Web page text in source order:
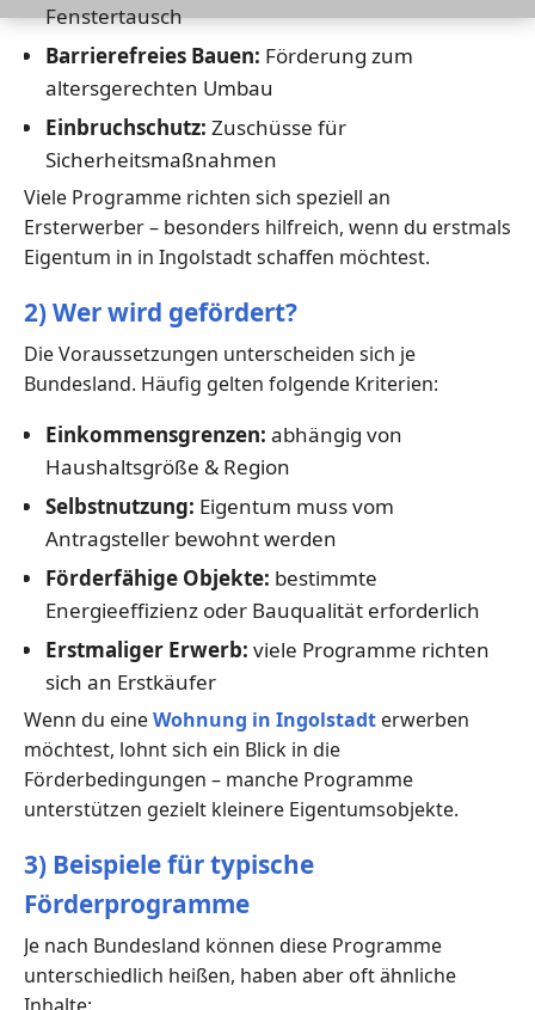
Fenstertausch
Barrierefreies Bauen: Förderung zum
altersgerechten Umbau
Einbruchschutz: Zuschüsse für
Sicherheitsmaßnahmen
Viele Programme richten sich speziell an
Ersterwerber – besonders hilfreich, wenn du erstmals
Eigentum in in Ingolstadt schaffen möchtest.
2) Wer wird gefördert?
Die Voraussetzungen unterscheiden sich je
Bundesland. Häufig gelten folgende Kriterien:
Einkommensgrenzen: abhängig von
Haushaltsgröße & Region
Selbstnutzung: Eigentum muss vom
Antragsteller bewohnt werden
Förderfähige Objekte: bestimmte
Energieeffizienz oder Bauqualität erforderlich
Erstmaliger Erwerb: viele Programme richten
sich an Erstkäufer
Wenn du eineWohnung in Ingolstadt erwerben
möchtest, lohnt sich ein Blick in die
Förderbedingungen – manche Programme
unterstützen gezielt kleinere Eigentumsobjekte.
3) Beispiele für typische
Förderprogramme
Je nach Bundesland können diese Programme
unterschiedlich heißen, haben aber oft ähnliche